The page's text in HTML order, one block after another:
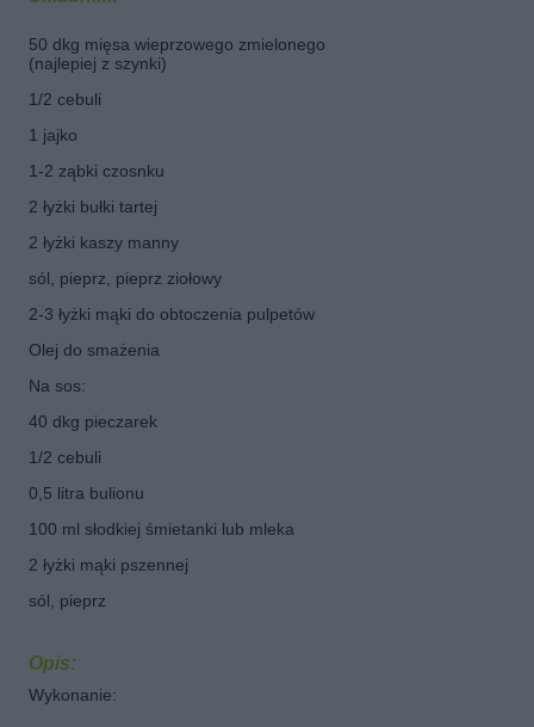
50 dkg mięsa wieprzowego zmielonego
(najlepiej z szynki)
1/2 cebuli
1 jajko
1-2 ząbki czosnku
2 łyżki bułki tartej
2 łyżki kaszy manny
sól, pieprz, pieprz ziołowy
2-3 łyżki mąki do obtoczenia pulpetów
Olej do smażenia
Na sos:
40 dkg pieczarek
1/2 cebuli
0,5 litra bulionu
100 ml słodkiej śmietanki lub mleka
2 łyżki mąki pszennej
sól, pieprz
Opis:
Wykonanie: